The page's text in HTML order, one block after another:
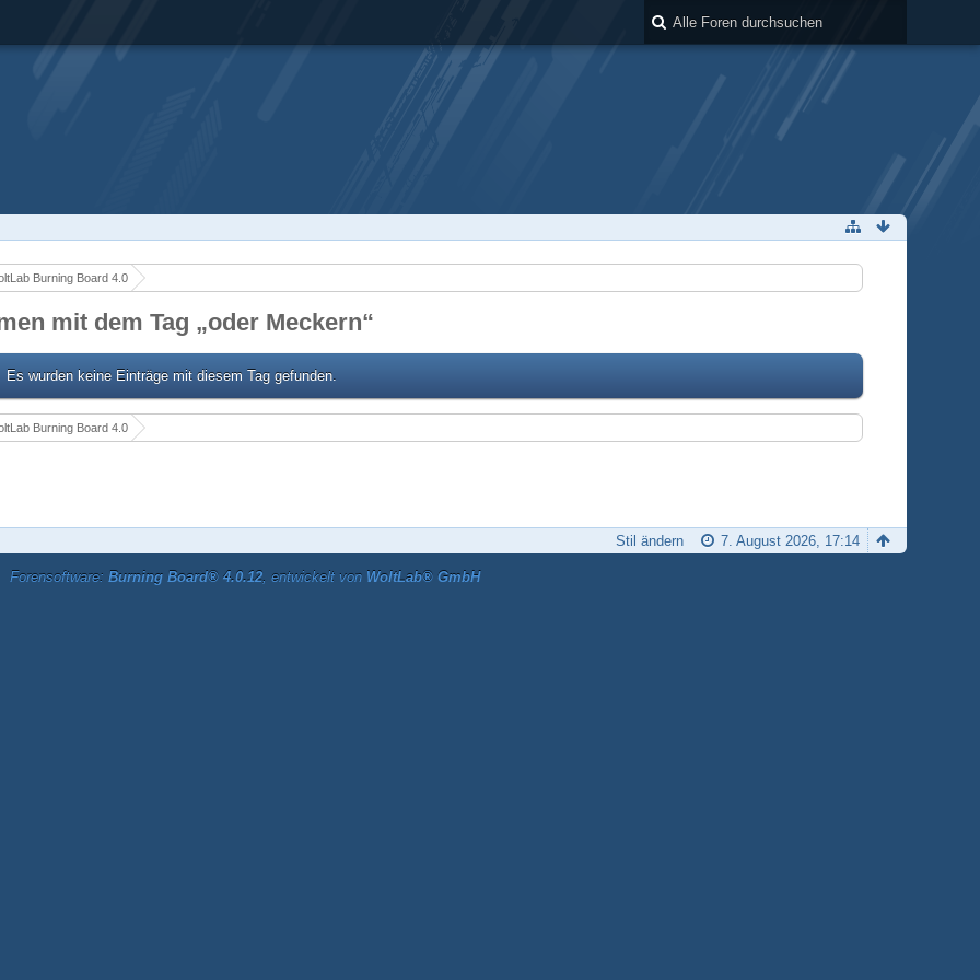
Burning Board 4.0
mit dem Tag „oder Meckern“
Es wurden keine Einträge mit diesem Tag gefunden.
Burning Board 4.0
7. August 2026, 17:14
Stil ändern
Forensoftware: Burning Board® 4.0.12, entwickelt von WoltLab® GmbH